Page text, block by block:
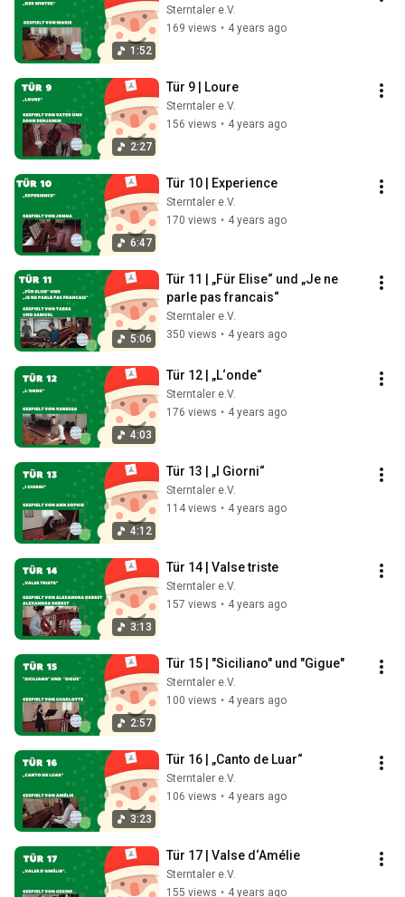
1:52
Sterntaler e.V.
169 views • 4 years ago
2:27
Tür 9 | Loure
Sterntaler e.V.
156 views • 4 years ago
6:47
Tür 10 | Experience
Sterntaler e.V.
170 views • 4 years ago
5:06
Tür 11 | „Für Elise“ und „Je ne
parle pas francais“
Sterntaler e.V.
350 views • 4 years ago
4:03
Tür 12 | „L‘onde“
Sterntaler e.V.
176 views • 4 years ago
4:12
Tür 13 | „I Giorni“
Sterntaler e.V.
114 views • 4 years ago
3:13
Tür 14 | Valse triste
Sterntaler e.V.
157 views • 4 years ago
2:57
Tür 15 | "Siciliano" und "Gigue"
Sterntaler e.V.
100 views • 4 years ago
3:23
Tür 16 | „Canto de Luar“
Sterntaler e.V.
106 views • 4 years ago
Tür 17 | Valse d‘Amélie
Sterntaler e.V.
155 views • 4 years ago